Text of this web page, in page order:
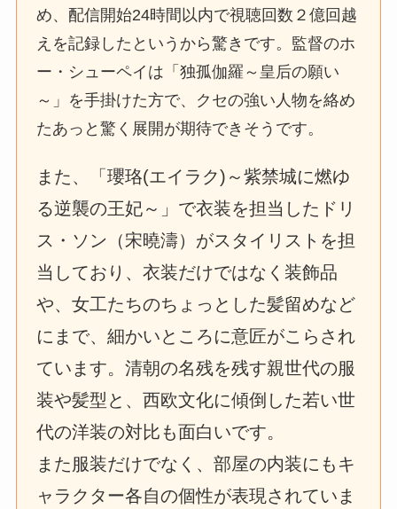
め、配信開始24時間以内で視聴回数２億回越
えを記録したというから驚きです。監督のホ
ー・シューペイは「独孤伽羅～皇后の願い
～」を手掛けた方で、クセの強い人物を絡め
たあっと驚く展開が期待できそうです。
また、「瓔珞(エイラク)～紫禁城に燃ゆ
る逆襲の王妃～」で衣装を担当したドリ
ス・ソン（宋曉濤）がスタイリストを担
当しており、衣装だけではなく装飾品
や、女工たちのちょっとした髪留めなど
にまで、細かいところに意匠がこらされ
ています。清朝の名残を残す親世代の服
装や髪型と、西欧文化に傾倒した若い世
代の洋装の対比も面白いです。
また服装だけでなく、部屋の内装にもキ
ャラクター各自の個性が表現されていま